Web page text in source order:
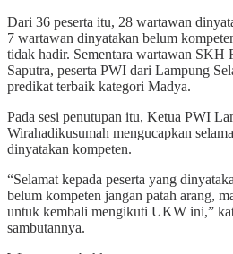
Dari 36 peserta itu, 28 wartawan
7 wartawan dinyatakan belum
tidak hadir. Sementara wartawan SKH
Saputra, peserta PWI dari Lampung
predikat terbaik kategori Madya.
Pada sesi penutupan itu, Ketua PWI
Wirahadikusumah mengucapkan
dinyatakan kompeten.
“Selamat kepada peserta yang
belum kompeten jangan patah arang,
untuk kembali mengikuti UKW ini,”
sambutannya.